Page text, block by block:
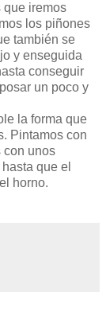
que iremos
los piñones
también se
y enseguida
conseguir
un poco y
la forma que
Pintamos con
con unos
que el
horno.